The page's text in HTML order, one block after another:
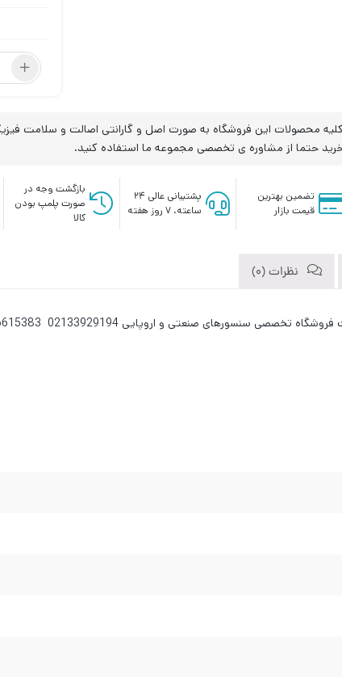
محصولات این فروشگاه به صورت اصل و گارانتی اصالت و سلامت
حتما از مشاوره ی تخصصی مجموعه ما استفاده کنید.
تضمین بهترین
قیمت بازار
پشتیبانی عالی ۲۴
ساعته، ۷ روز هفته
بازگشت وجه در
صورت پلمپ بودن
کالا
نظرات (0)